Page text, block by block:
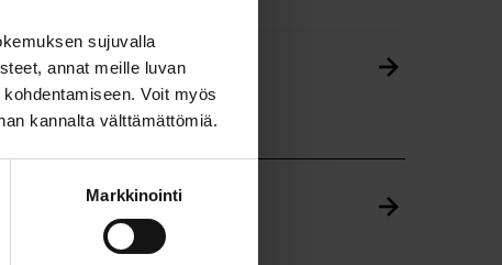
sujuvalla
annat meille luvan
Voit myös
kannalta välttämättömiä.
Markkinointi